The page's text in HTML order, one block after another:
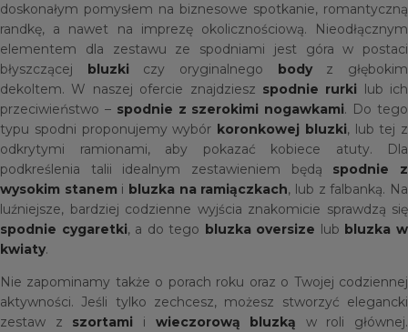
doskonałym pomysłem na biznesowe spotkanie, romantyczną
randkę, a nawet na imprezę okolicznościową. Nieodłącznym
elementem dla zestawu ze spodniami jest góra w postaci
błyszczącej
bluzki czy oryginalnego body
z głębokim
dekoltem. W naszej ofercie znajdziesz spodnie rurki lub ich
przeciwieństwo – spodnie z szerokimi nogawkami. Do tego
typu spodni proponujemy wybór koronkowej bluzki, lub tej z
odkrytymi ramionami, aby pokazać kobiece atuty. Dla
podkreślenia talii idealnym zestawieniem będą spodnie z
wysokim stanem i bluzka na ramiączkach, lub z falbanką. Na
luźniejsze, bardziej codzienne wyjścia znakomicie sprawdzą się
spodnie cygaretki, a do tego bluzka oversize lub bluzka w
kwiaty.
Nie zapominamy także o porach roku oraz o Twojej codziennej
aktywności. Jeśli tylko zechcesz, możesz stworzyć elegancki
zestaw z szortami i wieczorową bluzką w roli głównej.